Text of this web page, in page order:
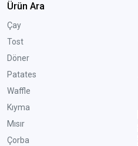
Ürün Ara
Çay
Tost
Döner
Patates
Waffle
Kıyma
Mısır
Çorba